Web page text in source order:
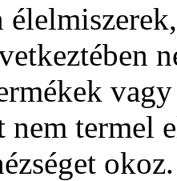
nem termel
okoz.